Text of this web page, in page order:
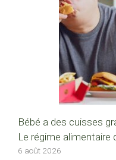
Bébé a des cuisses
Le régime alimentaire
6 août 2026